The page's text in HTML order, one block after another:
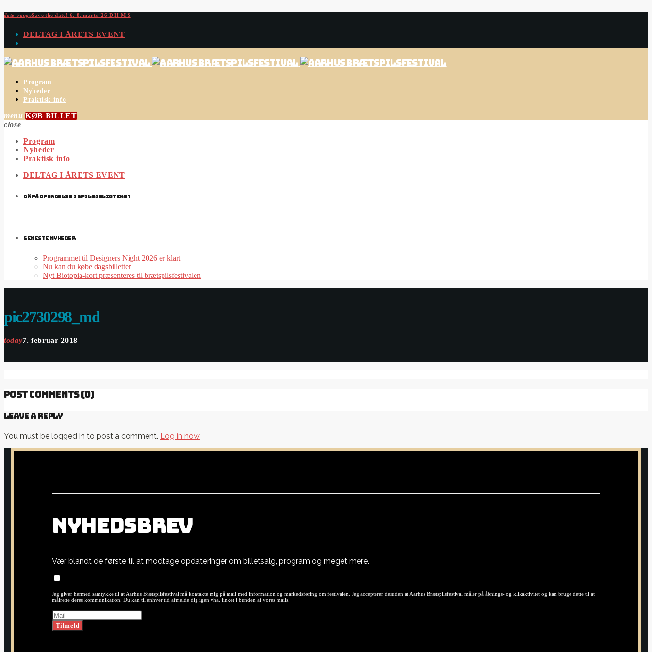
date_rangeSave the date! 6.-8. marts '26 D H M S
DELTAG I ÅRETS EVENT
Program
Nyheder
Praktisk info
menu KØB BILLET
close
Program
Nyheder
Praktisk info
DELTAG I ÅRETS EVENT
GÅ PÅ OPDAGELSE I SPILBIBLIOTEKET
SENESTE NYHEDER
Programmet til Designers Night 2026 er klart
Nu kan du købe dagsbilletter
Nyt Biotopia-kort præsenteres til brætspilsfestivalen
pic2730298_md
today7. februar 2018
POST COMMENTS (0)
Leave a reply
You must be logged in to post a comment. Log in now
NYHEDSBREV
Vær blandt de første til at modtage opdateringer om billetsalg, program og meget mere.
Jeg giver hermed samtykke til at Aarhus Brætspilsfestival må kontakte mig på mail med information og markedsføring om festivalen. Jeg accepterer desuden at Aarhus Brætspilsfestival måler på åbnings- og klikaktivitet og kan bruge dette til at
målrette deres kommunikation. Du kan til enhver tid afmelde dig igen vha. linket i bunden af vores mails.